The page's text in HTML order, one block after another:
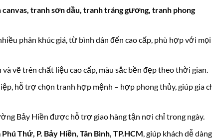
canvas, tranh sơn dầu, tranh tráng gương, tranh phong
phân khúc giá, từ bình dân đến cao cấp, phù hợp với mọi
vẽ trên chất liệu cao cấp, màu sắc bền đẹp theo thời gian.
hỗ trợ chọn tranh hợp mệnh – hợp phong thủy, giúp gia
Bảy Hiền được hỗ trợ giao hàng tận nơi chỉ trong ngày.
Thứ, P. Bảy Hiền, Tân Bình, TP.HCM, giúp khách dễ dàng